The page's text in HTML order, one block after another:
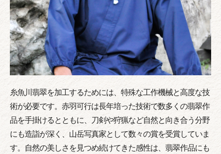
糸魚川翡翠を加工するためには、特殊な工作機械と高度な技
術が必要です。赤羽可行は長年培った技術で数多くの翡翠作
品を手掛けるとともに、刀剣や狩猟など自然と向き合う分野
にも造詣が深く、山岳写真家として数々の賞を受賞していま
す。自然の美しさを見つめ続けてきた感性は、翡翠作品にも